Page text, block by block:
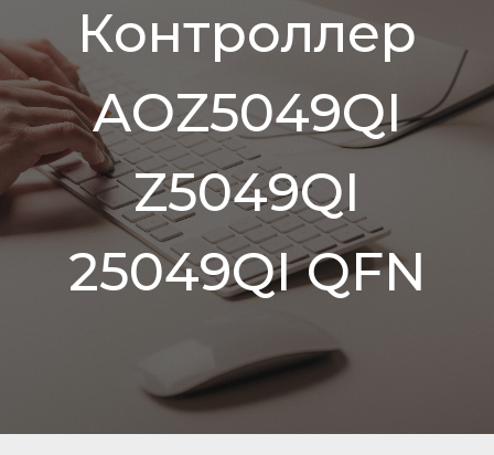
Контроллер
AOZ5049QI
Z5049QI
25049QI QFN